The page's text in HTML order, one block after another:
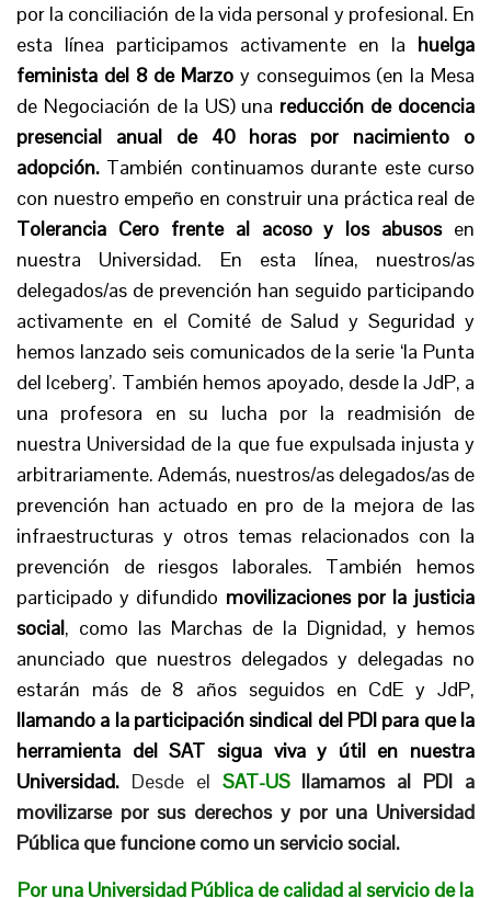
por la conciliación de la vida personal y profesional. En
esta línea participamos activamente en la huelga
feminista del 8 de Marzo y conseguimos (en la Mesa
de Negociación de la US) una reducción de docencia
presencial anual de 40 horas por nacimiento o
adopción. También continuamos durante este curso
con nuestro empeño en construir una práctica real de
Tolerancia Cero frente al acoso y los abusosen
nuestra Universidad. En esta línea, nuestros/as
delegados/as de prevención han seguido participando
activamente en el Comité de Salud y Seguridad y
hemos lanzado seis comunicados de la serie ‘la Punta
del Iceberg’. También hemos apoyado, desde la JdP, a
una profesora en su lucha por la readmisión de
nuestra Universidad de la que fue expulsada injusta y
arbitrariamente. Además, nuestros/as delegados/as de
prevención han actuado en pro de la mejora de las
infraestructuras y otros temas relacionados con la
prevención de riesgos laborales. También hemos
participado y difundido movilizaciones por la justicia
social, como las Marchas de la Dignidad, y hemos
anunciado que nuestros delegados y delegadas no
estarán más de 8 años seguidos en CdE y JdP,
llamando a la participación sindical del PDI para que la
herramienta del SAT sigua viva y útil en nuestra
Universidad. Desde el SAT-US llamamos al PDI a
movilizarse por sus derechos y por una Universidad
Pública que funcione como un servicio social.
Por una Universidad Pública de calidad al servicio de la